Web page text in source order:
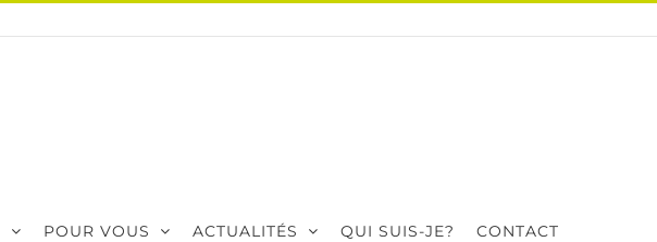
POUR VOUS ACTUALITÉS QUI SUIS-JE? CONTACT